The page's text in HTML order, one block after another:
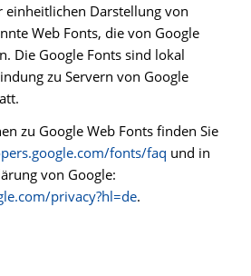
einheitlichen Darstellung von
Web Fonts, die von Google
Die Google Fonts sind lokal
zu Servern von Google
zu Google Web Fonts finden Sie
fonts/faq und in
von Google:
privacy?hl=de.